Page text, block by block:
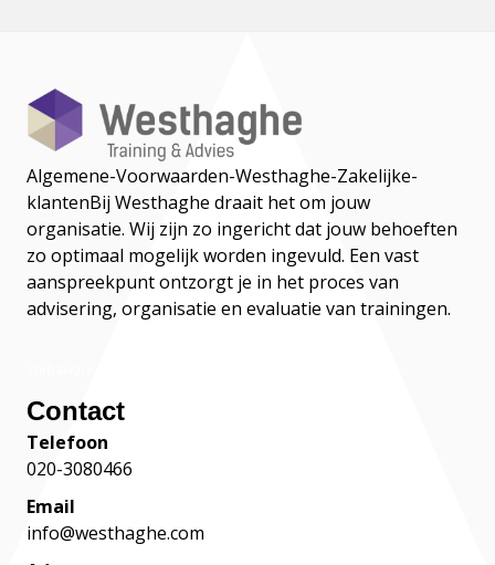
Algemene-Voorwaarden-Westhaghe-Zakelijke-
klantenBij Westhaghe draait het om jouw
organisatie. Wij zijn zo ingericht dat jouw behoeften
zo optimaal mogelijk worden ingevuld. Een vast
aanspreekpunt ontzorgt je in het proces van
advisering, organisatie en evaluatie van trainingen.
Contact
Telefoon
020-3080466
Email
info@westhaghe.com